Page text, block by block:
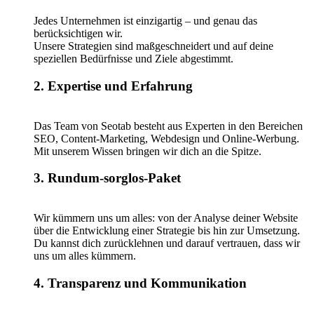
Jedes Unternehmen ist einzigartig – und genau das
berücksichtigen wir.
Unsere Strategien sind maßgeschneidert und auf deine
speziellen Bedürfnisse und Ziele abgestimmt.
2. Expertise und Erfahrung
Das Team von Seotab besteht aus Experten in den Bereichen
SEO, Content-Marketing, Webdesign und Online-Werbung.
Mit unserem Wissen bringen wir dich an die Spitze.
3. Rundum-sorglos-Paket
Wir kümmern uns um alles: von der Analyse deiner Website
über die Entwicklung einer Strategie bis hin zur Umsetzung.
Du kannst dich zurücklehnen und darauf vertrauen, dass wir
uns um alles kümmern.
4. Transparenz und Kommunikation